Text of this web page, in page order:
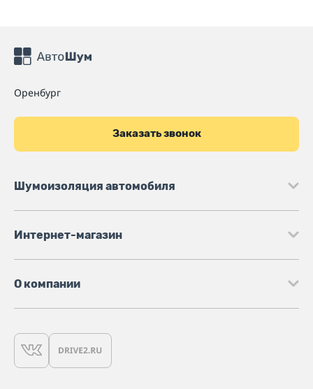
Оренбург
Заказать звонок
Шумоизоляция автомобиля
Интернет-магазин
О компании